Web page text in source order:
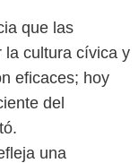
que las
la cultura cívica y
eficaces; hoy
del
una